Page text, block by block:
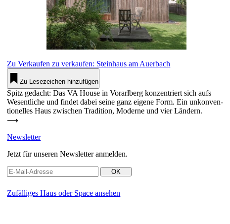
Zu Ver­kaufenzu ver­kaufen: Steinhaus am Auerbach
Zu Lesezeichen hinzufügen
Spitz gedacht: Das VA House in Vor­arlberg kon­zen­triert sich aufs
Wesent­liche und findet dabei seine ganz eigene Form. Ein unkon­ven­
tio­nelles Haus zwi­schen Tra­dition, Moderne und vier Ländern.
⟶
News­letter
Jetzt für unseren News­letter anmelden.
Zufäl­liges Haus oder Space ansehen